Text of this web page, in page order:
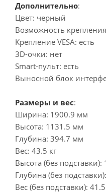
Дополнительно:
Цвет: черный
Возможность
Крепление VESA: есть
3D-очки: нет
Smart-пульт: есть
Выносной блок
Размеры и вес:
Ширина: 1900.9 мм
Высота: 1131.5 мм
Глубина: 394.7 мм
Вес: 43.5 кг
Высота (без
Глубина (без
Вес (без подставки):